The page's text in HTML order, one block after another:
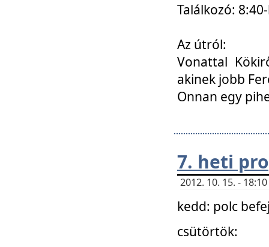
Találkozó:
Az útról:
Vonattal
akinek jobb
Onnan egy
7. heti
2012. 10. 15. -
kedd: polc
csütörtök: